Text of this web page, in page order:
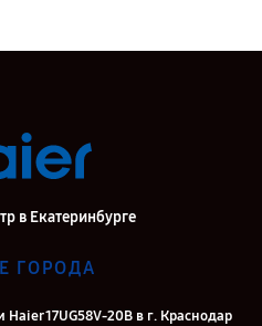
в Екатеринбурге
ГОРОДА
17UG58V-20B в г. Краснодар